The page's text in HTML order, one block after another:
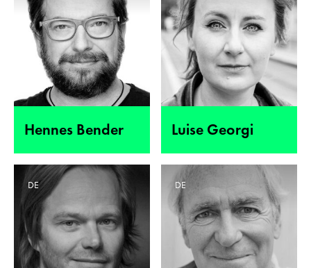
Hennes Bender Luise Georgi
DE DE